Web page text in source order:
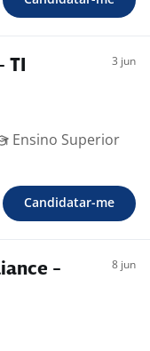
TI 3 jun
Ensino Superior
Candidatar-me
-
8 jun